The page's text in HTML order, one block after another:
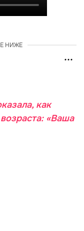
НИЖЕ
как
«Ваша